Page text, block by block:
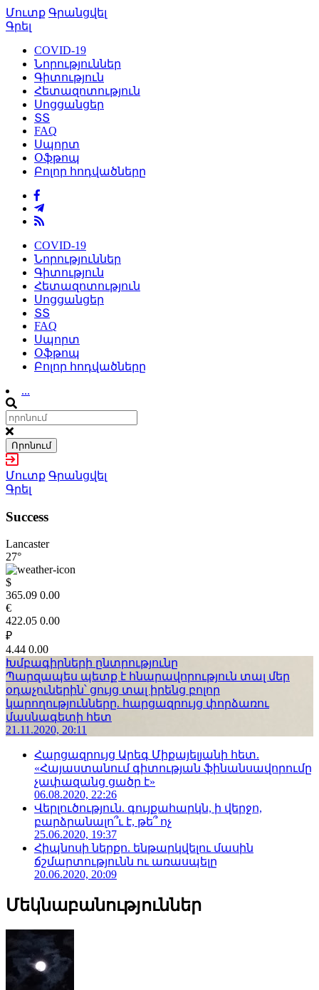
Մուտք Գրանցվել
Գրել
COVID-19
Նորություններ
Գիտություն
Հետազոտություն
Սոցցանցեր
ՏՏ
FAQ
Սպորտ
Օֆթոպ
Բոլոր հոդվածները
COVID-19
Նորություններ
Գիտություն
Հետազոտություն
Սոցցանցեր
ՏՏ
FAQ
Սպորտ
Օֆթոպ
Բոլոր հոդվածները
...
Որոնում
Մուտք Գրանցվել
Գրել
Success
Lancaster
27°
$
365.09 0.00
€
422.05 0.00
₽
4.44 0.00
Խմբագիրների ընտրությունը
Պարզապես պետք է հնարավորություն տալ մեր
օդաչուներին՝ ցույց տալ իրենց բոլոր
կարողությունները. հարցազրույց փորձառու
մասնագետի հետ
21.11.2020, 20:11
Հարցազրույց Արեգ Միքայելյանի հետ.
«Հայաստանում գիտության ֆինանսավորումը
չափազանց ցածր է»
06.08.2020, 22:26
Վերլուծություն. գույքահարկն, ի վերջո,
բարձրանալո՞ւ է, թե՞ ոչ
25.06.2020, 19:37
Հիպնոսի ներքո. ենթարկվելու մասին
ճշմարտությունն ու առասպելը
20.06.2020, 20:09
Մեկնաբանություններ